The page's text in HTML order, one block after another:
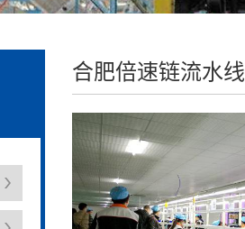
合肥倍速链流水线